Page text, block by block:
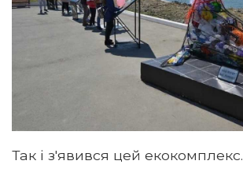
Так і з'явився цей екокомплекс.